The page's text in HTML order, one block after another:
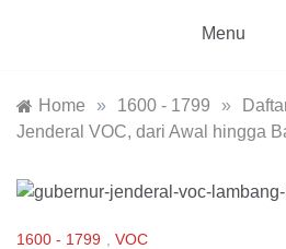
Menu
Home » 1600 - 1799 »
Jenderal VOC, dari Awal hingga
1600 - 1799 VOC